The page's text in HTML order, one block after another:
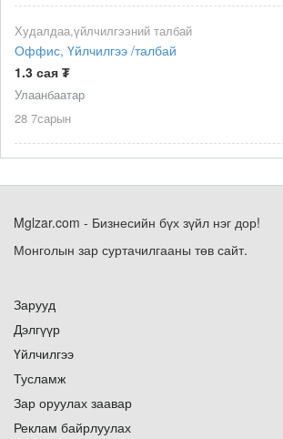
Худалдаа,үйлчилгээний талбай
Оффис, Үйлчилгээ /талбай
1.3 сая ₮
Улаанбаатар
28 7сарын
Mglzar.com - Бизнесийн бүх зүйл нэг дор!
Монголын зар суртачилгааны төв сайт.
Зарууд
Дэлгүүр
Үйлчилгээ
Тусламж
Зар оруулах заавар
Реклам байрлуулах